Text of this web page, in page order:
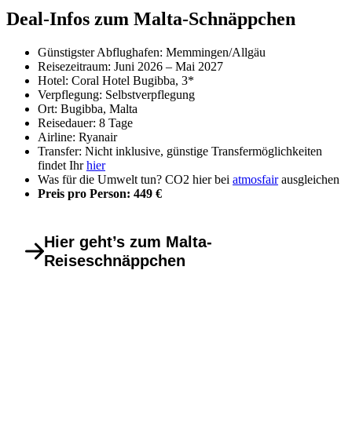
Deal-Infos zum Malta-Schnäppchen
Günstigster Abflughafen: Memmingen/Allgäu
Reisezeitraum: Juni 2026 – Mai 2027
Hotel: Coral Hotel Bugibba, 3*
Verpflegung: Selbstverpflegung
Ort: Bugibba, Malta
Reisedauer: 8 Tage
Airline: Ryanair
Transfer: Nicht inklusive, günstige Transfermöglichkeiten
findet Ihrhier
Was für die Umwelt tun? CO2 hier bei atmosfairausgleichen
Preis pro Person: 449 €
Hier geht’s zum Malta-
Reiseschnäppchen